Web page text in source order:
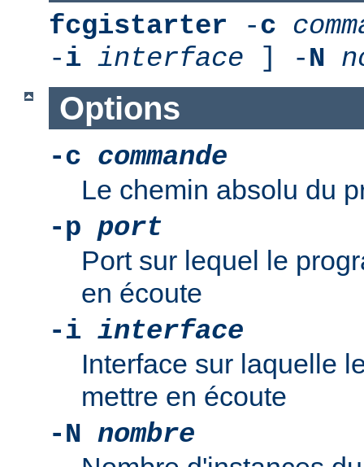
fcgistarter -c
-i interface ] -N
Options
-c commande
Le chemin absolu du
-p port
Port sur lequel le
en écoute
-i interface
Interface sur laquelle
mettre en écoute
-N nombre